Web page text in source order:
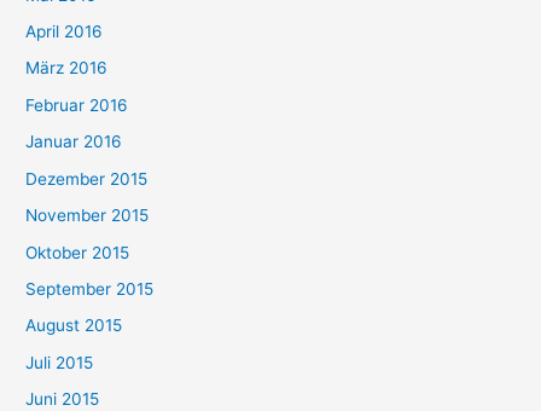
April 2016
März 2016
Februar 2016
Januar 2016
Dezember 2015
November 2015
Oktober 2015
September 2015
August 2015
Juli 2015
Juni 2015